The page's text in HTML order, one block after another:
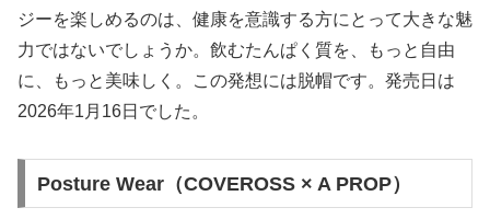
ジーを楽しめるのは、健康を意識する方にとって大きな魅
力ではないでしょうか。飲むたんぱく質を、もっと自由
に、もっと美味しく。この発想には脱帽です。発売日は
2026年1月16日でした。
Posture Wear（COVEROSS × A PROP）